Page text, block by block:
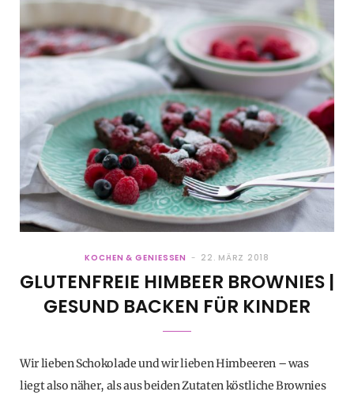
KOCHEN & GENIESSEN 22. MÄRZ 2018
GLUTENFREIE HIMBEER BROWNIES |
GESUND BACKEN FÜR KINDER
Wir lieben Schokolade und wir lieben Himbeeren – was
liegt also näher, als aus beiden Zutaten köstliche Brownies